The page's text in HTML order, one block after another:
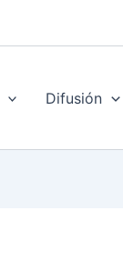
Difusión